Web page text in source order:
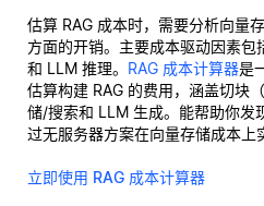
估算 RAG 成本时，需要分析向量
方面的开销。主要成本驱动因素
和 LLM 推理。 RAG 成本计算器是
估算构建 RAG 的费用，涵盖切块
储/搜索和 LLM 生成。能帮助你发
过无服务器方案在向量存储成本上
立即使用 RAG 成本计算器